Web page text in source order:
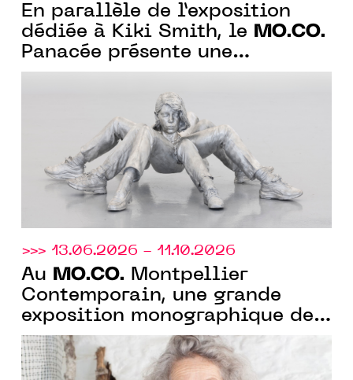
En parallèle de l’exposition
dédiée à Kiki Smith, le MO.CO.
Panacée présente une
exposition collection « A fleur
de peau » sur la monstruosité
>>> 13.06.2026 - 11.10.2026
Au MO.CO. Montpellier
Contemporain, une grande
exposition monographique de
Kiki Smith pour ses 40 ans de
carrière artistique